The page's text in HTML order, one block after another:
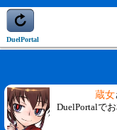
DuelPortal
蔵女
DuelPortalで